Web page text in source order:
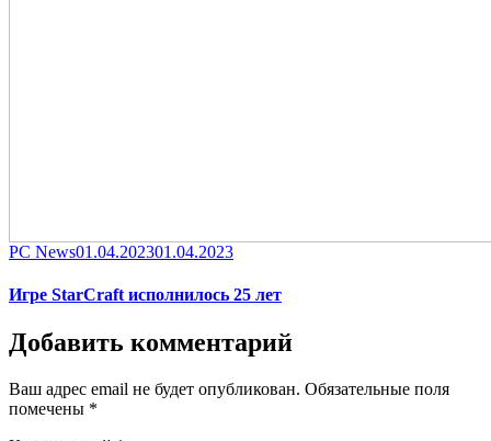
Category
PC NewsPosted
01.04.202301.04.2023
Игре StarCraft исполнилось 25 лет
Добавить комментарий
Ваш адрес email не будет опубликован. Обязательные поля
помечены *